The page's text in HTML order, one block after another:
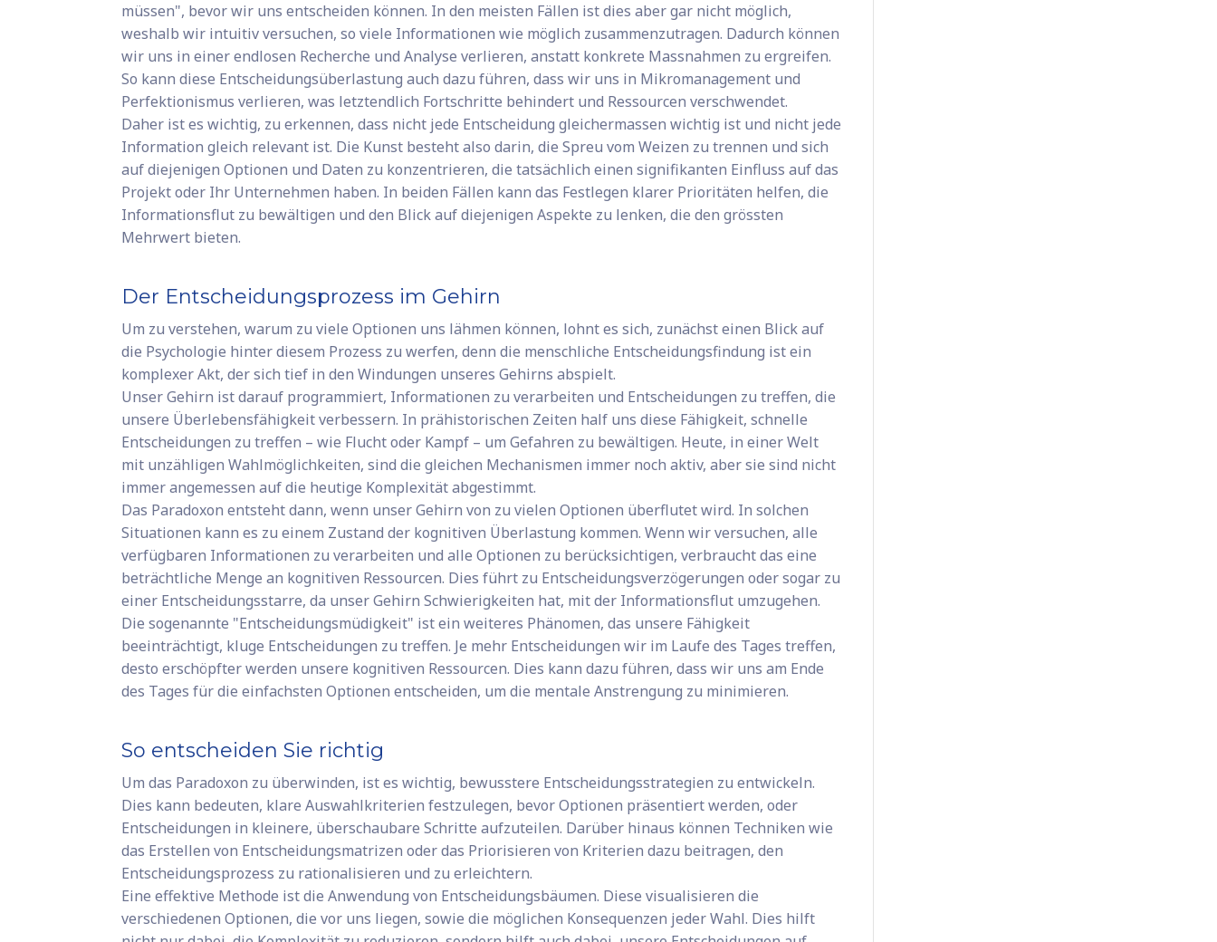
müssen", bevor wir uns entscheiden können. In den meisten Fällen ist dies aber gar nicht möglich,
weshalb wir intuitiv versuchen, so viele Informationen wie möglich zusammenzutragen. Dadurch können
wir uns in einer endlosen Recherche und Analyse verlieren, anstatt konkrete Massnahmen zu ergreifen.
So kann diese Entscheidungsüberlastung auch dazu führen, dass wir uns in Mikromanagement und
Perfektionismus verlieren, was letztendlich Fortschritte behindert und Ressourcen verschwendet.
Daher ist es wichtig, zu erkennen, dass nicht jede Entscheidung gleichermassen wichtig ist und nicht jede
Information gleich relevant ist. Die Kunst besteht also darin, die Spreu vom Weizen zu trennen und sich
auf diejenigen Optionen und Daten zu konzentrieren, die tatsächlich einen signifikanten Einfluss auf das
Projekt oder Ihr Unternehmen haben. In beiden Fällen kann das Festlegen klarer Prioritäten helfen, die
Informationsflut zu bewältigen und den Blick auf diejenigen Aspekte zu lenken, die den grössten
Mehrwert bieten.
Der Entscheidungsprozess im Gehirn
Um zu verstehen, warum zu viele Optionen uns lähmen können, lohnt es sich, zunächst einen Blick auf
die Psychologie hinter diesem Prozess zu werfen, denn die menschliche Entscheidungsfindung ist ein
komplexer Akt, der sich tief in den Windungen unseres Gehirns abspielt.
Unser Gehirn ist darauf programmiert, Informationen zu verarbeiten und Entscheidungen zu treffen, die
unsere Überlebensfähigkeit verbessern. In prähistorischen Zeiten half uns diese Fähigkeit, schnelle
Entscheidungen zu treffen – wie Flucht oder Kampf – um Gefahren zu bewältigen. Heute, in einer Welt
mit unzähligen Wahlmöglichkeiten, sind die gleichen Mechanismen immer noch aktiv, aber sie sind nicht
immer angemessen auf die heutige Komplexität abgestimmt.
Das Paradoxon entsteht dann, wenn unser Gehirn von zu vielen Optionen überflutet wird. In solchen
Situationen kann es zu einem Zustand der kognitiven Überlastung kommen. Wenn wir versuchen, alle
verfügbaren Informationen zu verarbeiten und alle Optionen zu berücksichtigen, verbraucht das eine
beträchtliche Menge an kognitiven Ressourcen. Dies führt zu Entscheidungsverzögerungen oder sogar zu
einer Entscheidungsstarre, da unser Gehirn Schwierigkeiten hat, mit der Informationsflut umzugehen.
Die sogenannte "Entscheidungsmüdigkeit" ist ein weiteres Phänomen, das unsere Fähigkeit
beeinträchtigt, kluge Entscheidungen zu treffen. Je mehr Entscheidungen wir im Laufe des Tages treffen,
desto erschöpfter werden unsere kognitiven Ressourcen. Dies kann dazu führen, dass wir uns am Ende
des Tages für die einfachsten Optionen entscheiden, um die mentale Anstrengung zu minimieren.
So entscheiden Sie richtig
Um das Paradoxon zu überwinden, ist es wichtig, bewusstere Entscheidungsstrategien zu entwickeln.
Dies kann bedeuten, klare Auswahlkriterien festzulegen, bevor Optionen präsentiert werden, oder
Entscheidungen in kleinere, überschaubare Schritte aufzuteilen. Darüber hinaus können Techniken wie
das Erstellen von Entscheidungsmatrizen oder das Priorisieren von Kriterien dazu beitragen, den
Entscheidungsprozess zu rationalisieren und zu erleichtern.
Eine effektive Methode ist die Anwendung von Entscheidungsbäumen. Diese visualisieren die
verschiedenen Optionen, die vor uns liegen, sowie die möglichen Konsequenzen jeder Wahl. Dies hilft